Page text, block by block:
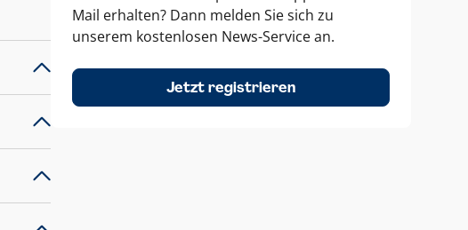
Mail erhalten? Dann melden Sie sich zu
unserem kostenlosen News-Service an.
Jetzt registrieren